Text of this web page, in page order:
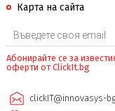
Карта на сайта
Абонирайте се за
оферти от ClickIt.bg
clickIT@innovasys-